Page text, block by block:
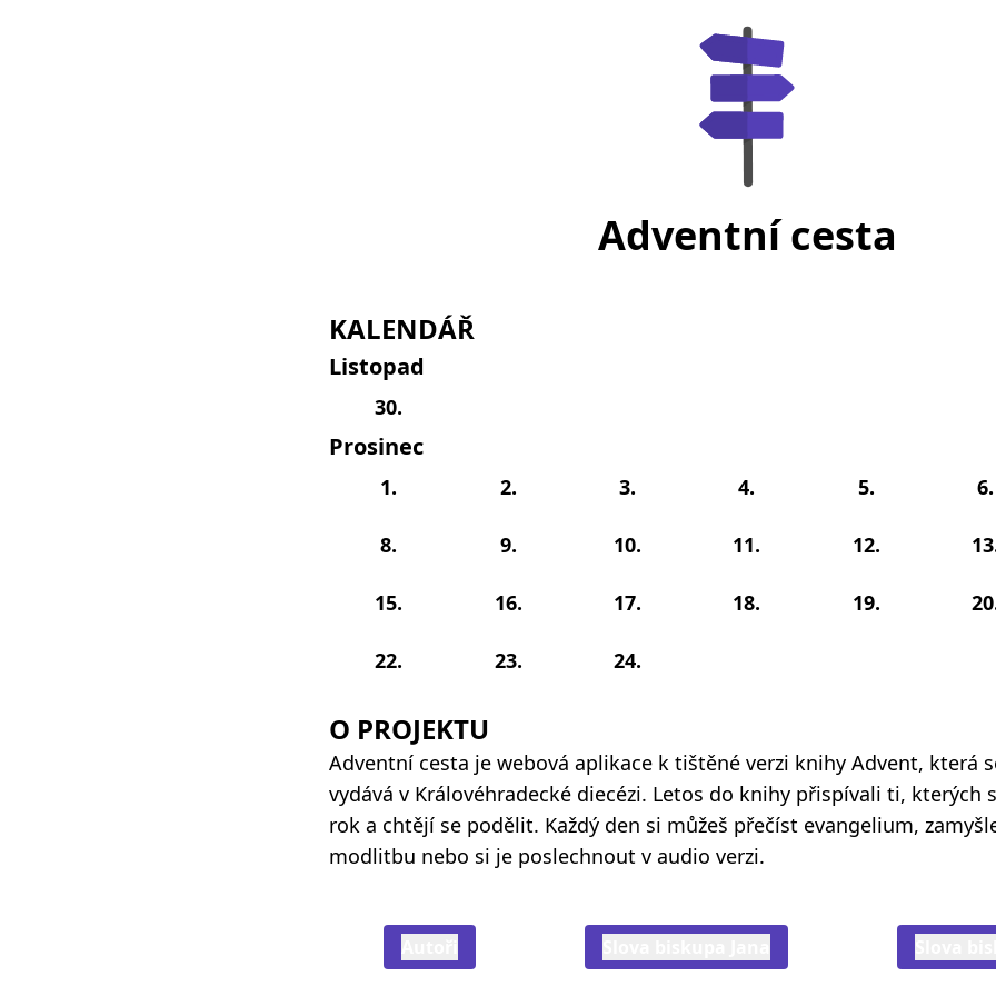
Adventní cesta
KALENDÁŘ
Listopad
30.
Prosinec
1. 2. 3. 4. 5. 6.
8. 9. 10. 11. 12.
15. 16. 17. 18. 19.
22. 23. 24.
O PROJEKTU
Adventní cesta je webová aplikace k tištěné verzi knihy Advent, která
vydává v Královéhradecké diecézi. Letos do knihy přispívali ti, kterých
rok a chtějí se podělit. Každý den si můžeš přečíst evangelium,
modlitbu nebo si je poslechnout v audio verzi.